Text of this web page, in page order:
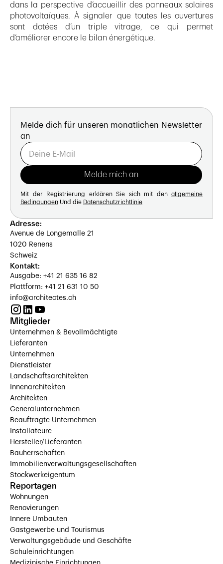
dans la perspective d’accueillir des panneaux solaires
photovoltaïques. À signaler que toutes les ouvertures
sont dotées d’un triple vitrage, ce qui permet
d’améliorer encore le bilan énergétique.
Melde dich für unseren monatlichen Newsletter
an
Mit der Registrierung erklären Sie sich mit den allgemeine
Bedingungen Und die Datenschutzrichtlinie
Adresse:
Avenue de Longemalle 21
1020 Renens
Schweiz
Kontakt:
Ausgabe: +41 21 635 16 82
Plattform: +41 21 631 10 50
info@architectes.ch
Mitglieder
Unternehmen & Bevollmächtigte
Lieferanten
Unternehmen
Dienstleister
Landschaftsarchitekten
Innenarchitekten
Architekten
Generalunternehmen
Beauftragte Unternehmen
Installateure
Hersteller/Lieferanten
Bauherrschaften
Immobilienverwaltungsgesellschaften
Stockwerkeigentum
Reportagen
Wohnungen
Renovierungen
Innere Umbauten
Gastgewerbe und Tourismus
Verwaltungsgebäude und Geschäfte
Schuleinrichtungen